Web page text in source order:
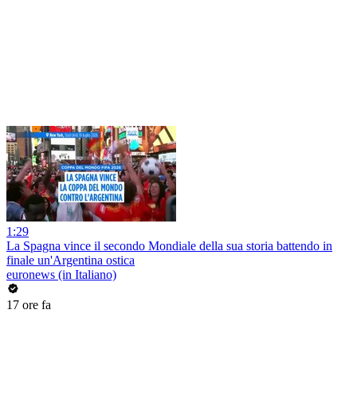
1:29
La Spagna vince il secondo Mondiale della sua storia battendo in
finale un'Argentina ostica
euronews (in Italiano)
17 ore fa